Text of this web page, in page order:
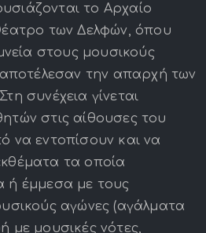
το Αρχαίο
των Δελφών, όπου
στους μουσικούς
αποτέλεσαν την απαρχή των
συνέχεια γίνεται
στις αίθουσες του
να εντοπίσουν και να
τα οποία
ή έμμεσα με τους
αγώνες (αγάλματα
με μουσικές νότες,